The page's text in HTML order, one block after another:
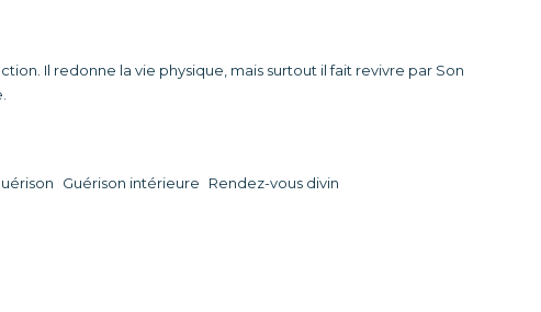
Il redonne la vie physique, mais surtout il fait revivre par Son
Guérison intérieure Rendez-vous divin